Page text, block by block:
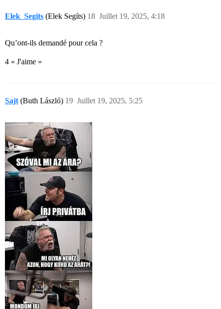
Elek_Segits (Elek Segíts) Juillet 19, 2025, 4:18
18
Qu’ont-ils demandé pour cela ?
4 « J'aime »
Sajt (Buth László) Juillet 19, 2025, 5:25
19